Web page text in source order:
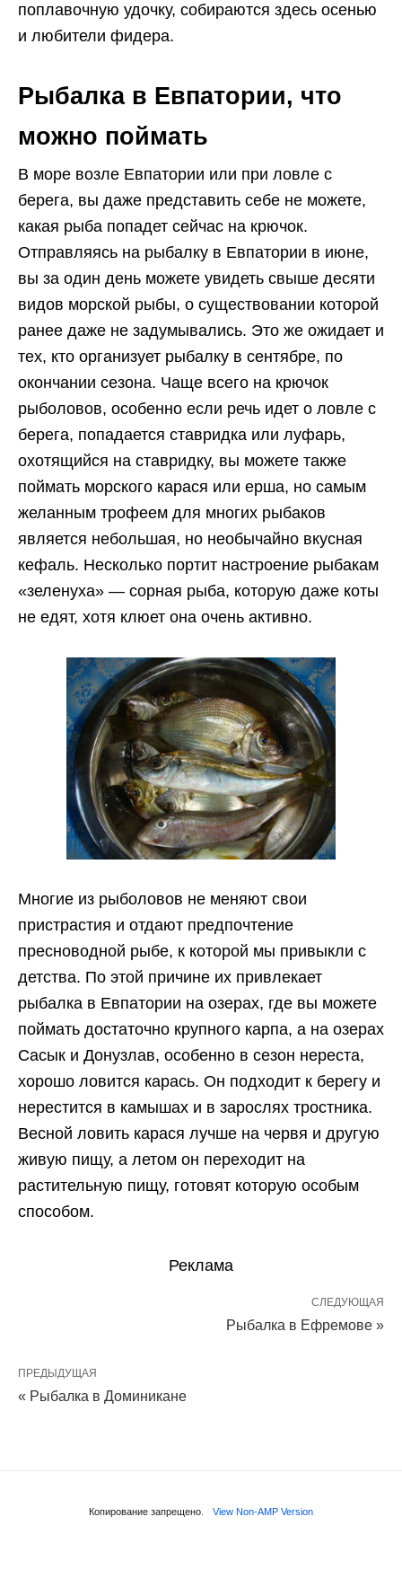
поплавочную удочку, собираются здесь осенью
и любители фидера.
Рыбалка в Евпатории, что
можно поймать
В море возле Евпатории или при ловле с
берега, вы даже представить себе не можете,
какая рыба попадет сейчас на крючок.
Отправляясь на рыбалку в Евпатории в июне,
вы за один день можете увидеть свыше десяти
видов морской рыбы, о существовании которой
ранее даже не задумывались. Это же ожидает и
тех, кто организует рыбалку в сентябре, по
окончании сезона. Чаще всего на крючок
рыболовов, особенно если речь идет о ловле с
берега, попадается ставридка или луфарь,
охотящийся на ставридку, вы можете также
поймать морского карася или ерша, но самым
желанным трофеем для многих рыбаков
является небольшая, но необычайно вкусная
кефаль. Несколько портит настроение рыбакам
«зеленуха» — сорная рыба, которую даже коты
не едят, хотя клюет она очень активно.
Многие из рыболовов не меняют свои
пристрастия и отдают предпочтение
пресноводной рыбе, к которой мы привыкли с
детства. По этой причине их привлекает
рыбалка в Евпатории на озерах, где вы можете
поймать достаточно крупного карпа, а на озерах
Сасык и Донузлав, особенно в сезон нереста,
хорошо ловится карась. Он подходит к берегу и
нерестится в камышах и в зарослях тростника.
Весной ловить карася лучше на червя и другую
живую пищу, а летом он переходит на
растительную пищу, готовят которую особым
способом.
Реклама
СЛЕДУЮЩАЯ
Рыбалка в Ефремове »
ПРЕДЫДУЩАЯ
« Рыбалка в Доминикане
Копирование запрещено. View Non-AMP Version